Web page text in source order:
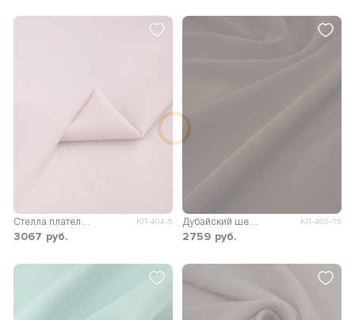
КЛ-404-5
3067 руб.
КЛ-405-15
2759 руб.